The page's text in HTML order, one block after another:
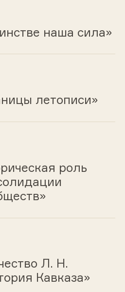
наша сила»
летописи»
роль
Л. Н.
Кавказа»